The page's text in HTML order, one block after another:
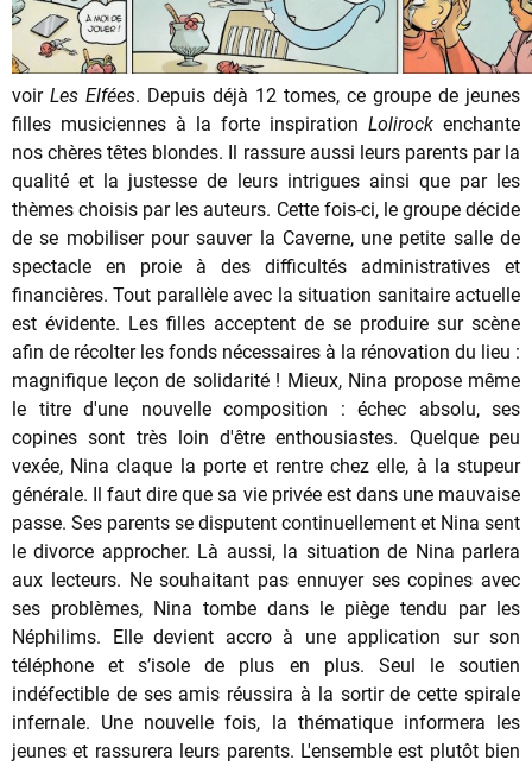
voir Les Elfées. Depuis déjà 12 tomes, ce groupe de jeunes
filles musiciennes à la forte inspiration Lolirock enchante
nos chères têtes blondes. Il rassure aussi leurs parents par la
qualité et la justesse de leurs intrigues ainsi que par les
thèmes choisis par les auteurs. Cette fois-ci, le groupe décide
de se mobiliser pour sauver la Caverne, une petite salle de
spectacle en proie à des difficultés administratives et
financières. Tout parallèle avec la situation sanitaire actuelle
est évidente. Les filles acceptent de se produire sur scène
afin de récolter les fonds nécessaires à la rénovation du lieu :
magnifique leçon de solidarité ! Mieux, Nina propose même
le titre d'une nouvelle composition : échec absolu, ses
copines sont très loin d'être enthousiastes. Quelque peu
vexée, Nina claque la porte et rentre chez elle, à la stupeur
générale. Il faut dire que sa vie privée est dans une mauvaise
passe. Ses parents se disputent continuellement et Nina sent
le divorce approcher. Là aussi, la situation de Nina parlera
aux lecteurs. Ne souhaitant pas ennuyer ses copines avec
ses problèmes, Nina tombe dans le piège tendu par les
Néphilims. Elle devient accro à une application sur son
téléphone et s’isole de plus en plus. Seul le soutien
indéfectible de ses amis réussira à la sortir de cette spirale
infernale. Une nouvelle fois, la thématique informera les
jeunes et rassurera leurs parents. L'ensemble est plutôt bien